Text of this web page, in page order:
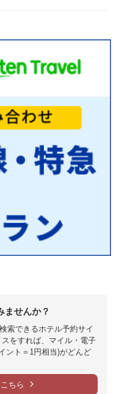
ませんか？
索できるホテル予約サイ
をすれば、マイル・電子
ント＝1円相当)がどんど
ちら